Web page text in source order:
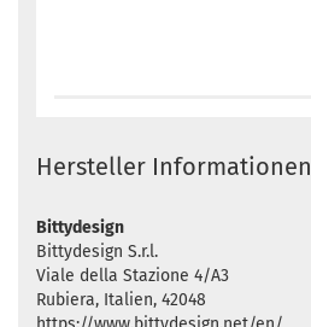
Hersteller Informationen
Bittydesign
Bittydesign S.r.l.
Viale della Stazione 4/A3
Rubiera, Italien, 42048